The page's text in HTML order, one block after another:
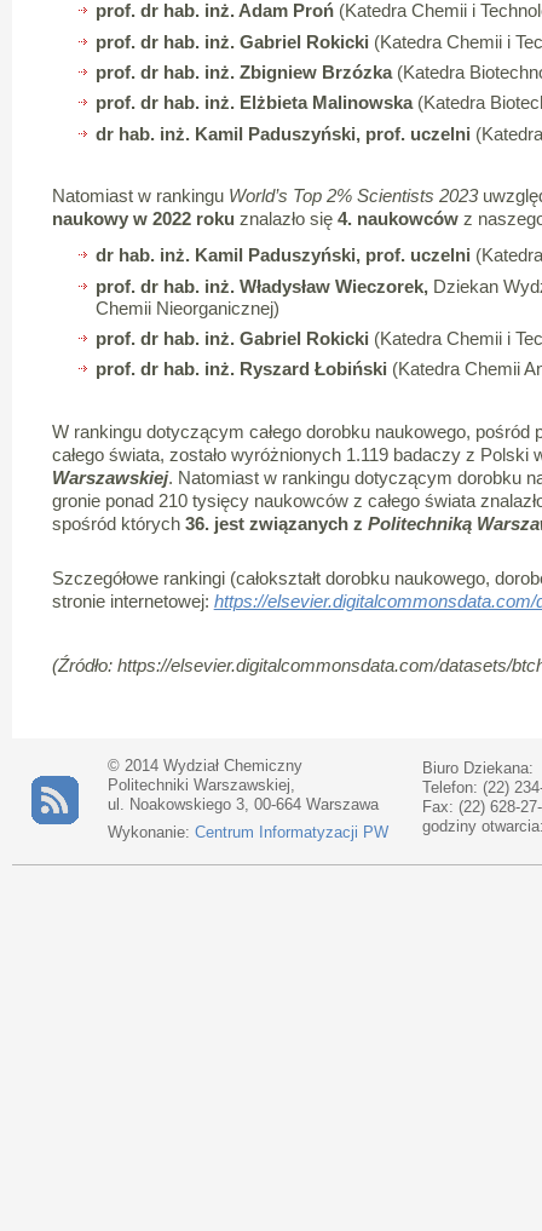
prof. dr hab. inż. Adam Proń(Katedra Chemii i
prof. dr hab. inż. Gabriel Rokicki (Katedra Chemii i
prof. dr hab. inż. Zbigniew Brzózka(Katedra
prof. dr hab. inż. Elżbieta Malinowska(Katedra
dr hab. inż. Kamil Paduszyński, prof. uczelni
Natomiast w rankingu World’s Top 2% Scientists 2023
naukowy w 2022 rokuznalazło się 4. naukowcówz
dr hab. inż. Kamil Paduszyński, prof. uczelni
prof. dr hab. inż. Władysław Wieczorek,Dziekan
Chemii Nieorganicznej)
prof. dr hab. inż. Gabriel Rokicki (Katedra Chemii i
prof. dr hab. inż. Ryszard Łobiński (Katedra Chemii
W rankingu dotyczącym całego dorobku naukowego, pośród
całego świata, zostało wyróżnionych 1.119 badaczy z Polski
Warszawskiej. Natomiast w rankingu dotyczącym dorobku
gronie ponad 210 tysięcy naukowców z całego świata
spośród których 36. jest związanych z Politechniką
Szczegółowe rankingi (całokształt dorobku naukowego,
stronie internetowej: https://
(Źródło: https://elsevier.digitalcommonsdata.com/datasets/
© 2014 Wydział Chemiczny
Politechniki Warszawskiej,
ul. Noakowskiego 3, 00-664 Warszawa
Wykonanie: Centrum Informatyzacji PW
Biuro Dziekana:
Telefon: (22)
Fax: (22) 628-
godziny